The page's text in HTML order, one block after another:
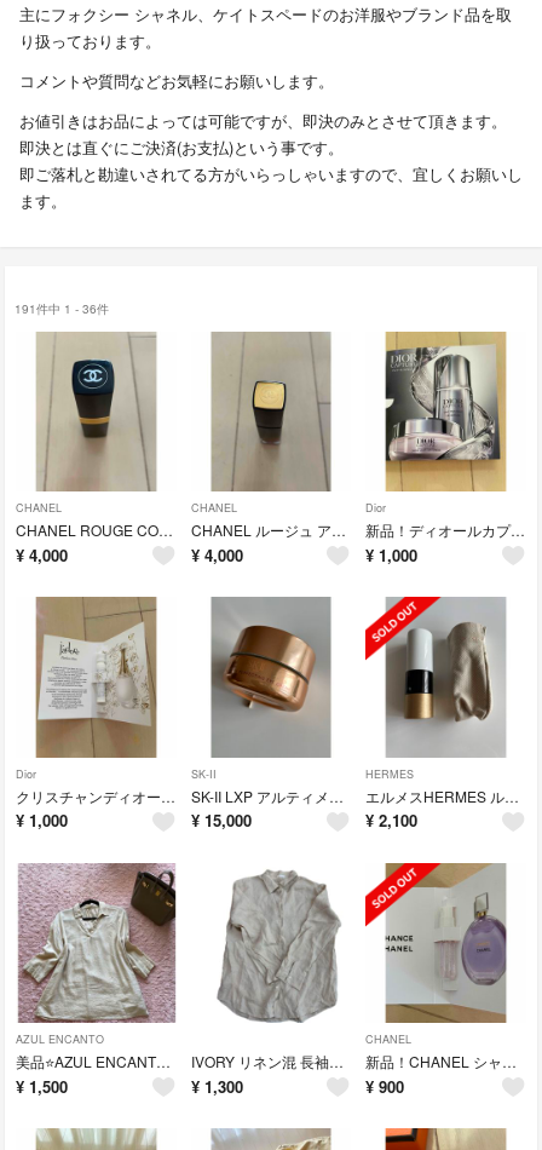
主にフォクシー シャネル、ケイトスペードのお洋服やブランド品を取
り扱っております。
コメントや質問などお気軽にお願いします。
お値引きはお品によっては可能ですが、即決のみとさせて頂きます。
即決とは直ぐにご決済(お支払)という事です。
即ご落札と勘違いされてる方がいらっしゃいますので、宜しくお願いし
ます。
191件中 1 - 36件
CHANEL
CHANEL ROUGE COCO 434マドモアゼル
¥ 4,000
CHANEL
CHANEL ルージュ アリュール ラック 62ステル
¥ 4,000
Dior
新品！ディオールカプチュールサンプル2個セット
¥ 1,000
Dior
クリスチャンディオール ジャドール1.2mlサンプル
¥ 1,000
SK-II
SK-II LXP アルティメイト パーフェクティング アイ クリーム(15g)
¥ 15,000
HERMES
エルメスHERMES ルージュアレーヴルサティ 18
¥ 2,100
AZUL ENCANTO
美品⭐️AZUL ENCANTOリネン麻混シャツ
¥ 1,500
IVORY リネン混 長袖シャツ ベージュ
¥ 1,300
CHANEL
新品！CHANEL シャネル チャンスオータンドゥルオードゥバルファム
¥ 900